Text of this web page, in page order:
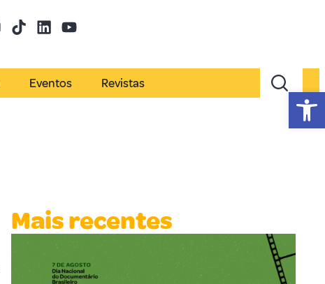
Eventos Revistas
Mais recentes